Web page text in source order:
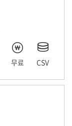
무료 CSV